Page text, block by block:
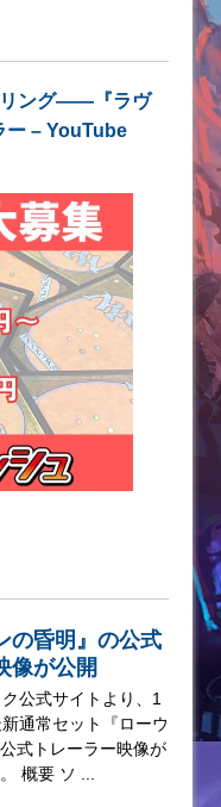
リング――『ラヴ
ー – YouTube
の昏明』の公式
像が公開
公式サイトより、1
通常セット『ローウ
式トレーラー映像が
概要 ソ ...